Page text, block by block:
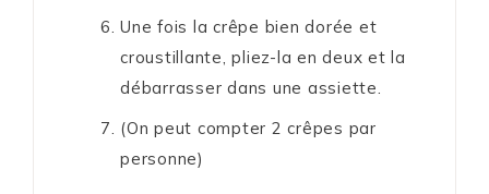
Une fois la crêpe bien dorée et
croustillante, pliez-la en deux et la
débarrasser dans une assiette.
(On peut compter 2 crêpes par
personne)